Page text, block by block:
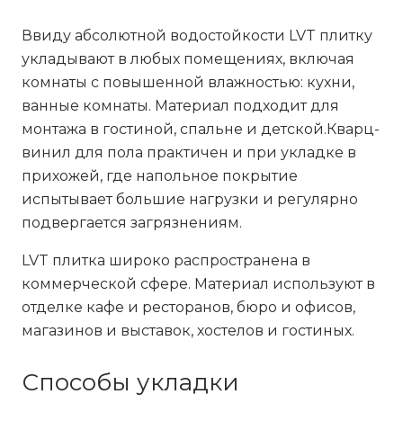
Ввиду абсолютной водостойкости LVT плитку
укладывают в любых помещениях, включая
комнаты с повышенной влажностью: кухни,
ванные комнаты. Материал подходит для
монтажа в гостиной, спальне и детской.Кварц-
винил для пола практичен и при укладке в
прихожей, где напольное покрытие
испытывает большие нагрузки и регулярно
подвергается загрязнениям.
LVT плитка широко распространена в
коммерческой сфере. Материал используют в
отделке кафе и ресторанов, бюро и офисов,
магазинов и выставок, хостелов и гостиных.
Способы укладки